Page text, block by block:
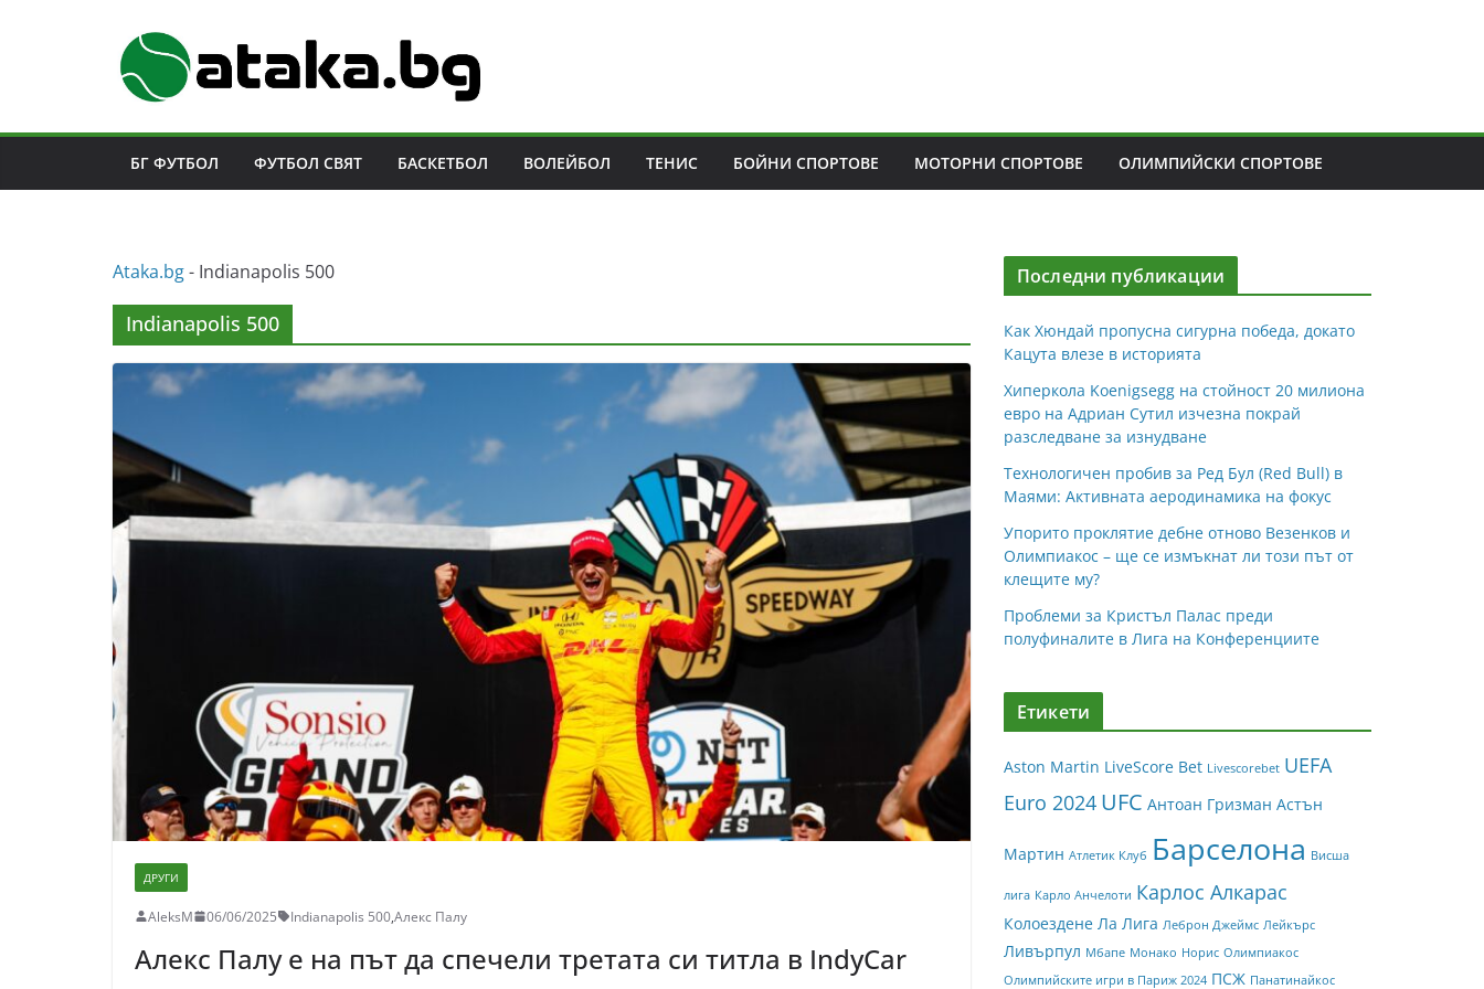
БГ ФУТБОЛ ФУТБОЛ СВЯТ БАСКЕТБОЛ ВОЛЕЙБОЛ ТЕНИС БОЙНИ СПОРТОВЕ МОТОРНИ СПОРТОВЕ ОЛИМПИЙСКИ СПОРТОВЕ
Аtaka.bg- Indianapolis 500
Indianapolis 500
ДРУГИ
AleksM 06/06/2025 Indianapolis 500,Алекс Палу
Алекс Палу е на път да спечели третата си титла в IndyCar
Последни публикации
Как Хюндай пропусна сигурна победа, докато
Кацута влезе в историята
Хиперкола Koenigsegg на стойност 20 милиона
евро на Адриан Сутил изчезна покрай
разследване за изнудване
Технологичен пробив за Ред Бул (Red Bull) в
Маями: Активната аеродинамика на фокус
Упорито проклятие дебне отново Везенков и
Олимпиакос – ще се измъкнат ли този път от
клещите му?
Проблеми за Кристъл Палас преди
полуфиналите в Лига на Конференциите
Етикети
Aston Martin LiveScore Bet Livescorebet UEFA
Euro 2024 UFC Антоан Гризман Астън
Мартин Атлетик Клуб Барселона Висша
лига Карло Анчелоти Карлос Алкарас
Колоездене Ла Лига Леброн Джеймс Лейкърс
Ливърпул Мбапе Монако Норис Олимпиакос
Олимпийските игри в Париж 2024 ПСЖ Панатинайкос